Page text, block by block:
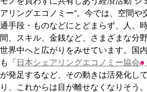
アリングエコノミー”。今では、空間や
通手段・ものなどにとどまらず、人、
間、スキル、金銭など、さまざまな分
世界中へと広がりをみせています。国
も「日本シェアリングエコノミー協会
」
が発足するなど、その動きは活発化し
り、これからは目が離せなくなりそう